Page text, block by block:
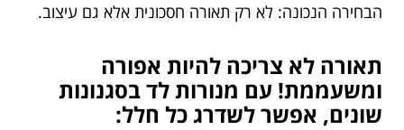
הבחירה הנכונה: לא רק תאורה חסכונית אלא גם עיצוב.
תאורה לא צריכה להיות אפורה
ומשעממת! עם מנורות לד בסגנונות
שונים, אפשר לשדרג כל חלל: